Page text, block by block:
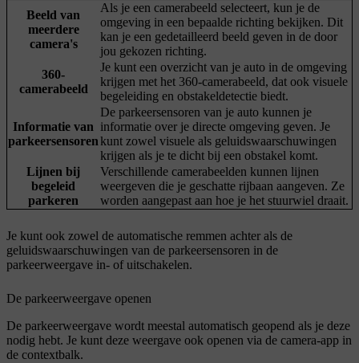
Beeld van
meerdere
camera's
Als je een camerabeeld selecteert, kun je de
omgeving in een bepaalde richting bekijken. Dit
kan je een gedetailleerd beeld geven in de door
jou gekozen richting.
360-
camerabeeld
Je kunt een overzicht van je auto in de omgeving
krijgen met het 360-camerabeeld, dat ook visuele
begeleiding en obstakeldetectie biedt.
Informatie van
parkeersensoren
De parkeersensoren van je auto kunnen je
informatie over je directe omgeving geven. Je
kunt zowel visuele als geluidswaarschuwingen
krijgen als je te dicht bij een obstakel komt.
Lijnen bij
begeleid
parkeren
Verschillende camerabeelden kunnen lijnen
weergeven die je geschatte rijbaan aangeven. Ze
worden aangepast aan hoe je het stuurwiel draait.
Je kunt ook zowel de automatische remmen achter als de
geluidswaarschuwingen van de parkeersensoren in de
parkeerweergave in- of uitschakelen.
De parkeerweergave openen
De parkeerweergave wordt meestal automatisch geopend als je deze
nodig hebt. Je kunt deze weergave ook openen via de camera-app in
de contextbalk.